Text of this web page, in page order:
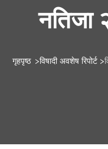
गृहपृष्ठ >विषादी अवशेष रिपोर्ट>